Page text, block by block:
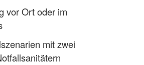
vor Ort oder im
mit zwei